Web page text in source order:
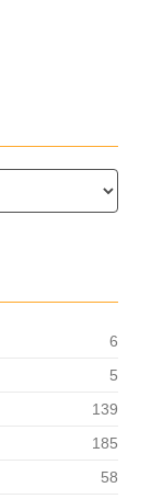
6
5
139
185
58